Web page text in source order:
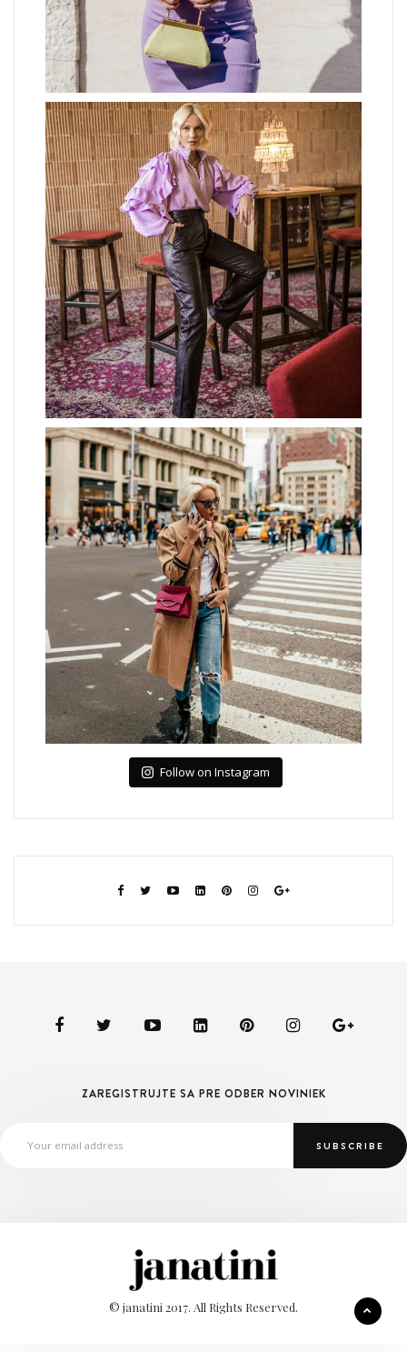
Follow on Instagram
ZAREGISTRUJTE SA PRE ODBER NOVINIEK
© janatini 2017. All Rights Reserved.